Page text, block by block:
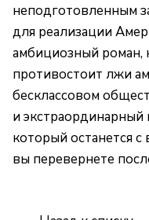
неподготовленным
для реализации
амбициозный
противостоит лжи
бесклассовом
и
который останется с
вы перевернете